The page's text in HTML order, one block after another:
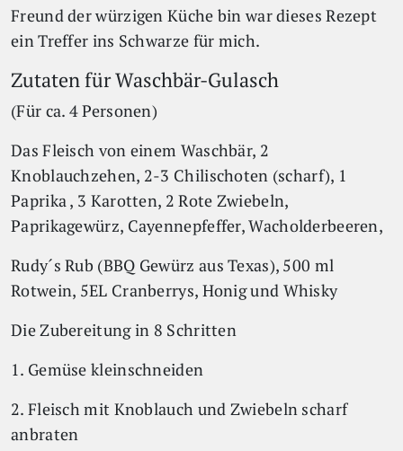
Freund der würzigen Küche bin war dieses Rezept
ein Treffer ins Schwarze für mich.
Zutaten für Waschbär-Gulasch
(Für ca. 4 Personen)
Das Fleisch von einem Waschbär, 2
Knoblauchzehen, 2-3 Chilischoten (scharf), 1
Paprika , 3 Karotten, 2 Rote Zwiebeln,
Paprikagewürz, Cayennepfeffer, Wacholderbeeren,
Rudy´s Rub (BBQ Gewürz aus Texas), 500 ml
Rotwein, 5EL Cranberrys, Honig und Whisky
Die Zubereitung in 8 Schritten
1. Gemüse kleinschneiden
2. Fleisch mit Knoblauch und Zwiebeln scharf
anbraten